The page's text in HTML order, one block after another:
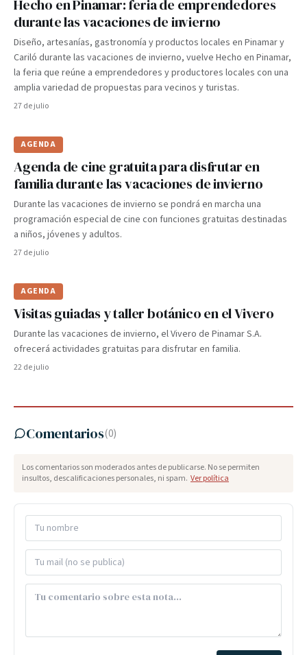
Hecho en Pinamar: feria de emprendedores
durante las vacaciones de invierno
Diseño, artesanías, gastronomía y productos locales en Pinamar y
Cariló durante las vacaciones de invierno, vuelve Hecho en Pinamar,
la feria que reúne a emprendedores y productores locales con una
amplia variedad de propuestas para vecinos y turistas.
27 de julio
AGENDA
Agenda de cine gratuita para disfrutar en
familia durante las vacaciones de invierno
Durante las vacaciones de invierno se pondrá en marcha una
programación especial de cine con funciones gratuitas destinadas
a niños, jóvenes y adultos.
27 de julio
AGENDA
Visitas guiadas y taller botánico en el Vivero
Durante las vacaciones de invierno, el Vivero de Pinamar S.A.
ofrecerá actividades gratuitas para disfrutar en familia.
22 de julio
Comentarios(0)
Los comentarios son moderados antes de publicarse. No se permiten
insultos, descalificaciones personales, ni spam. Ver política